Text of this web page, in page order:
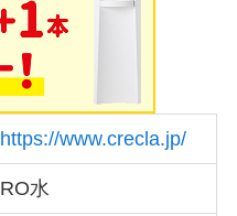
https://www.crecla.jp/
RO水